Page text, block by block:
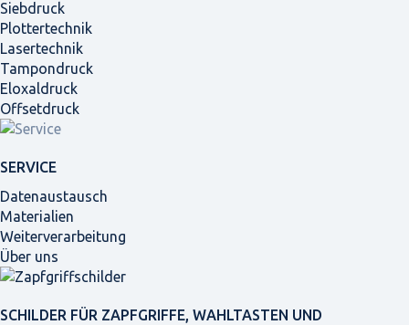
Siebdruck
Plottertechnik
Lasertechnik
Tampondruck
Eloxaldruck
Offsetdruck
SERVICE
Datenaustausch
Materialien
Weiterverarbeitung
Über uns
SCHILDER FÜR ZAPFGRIFFE, WAHLTASTEN UND